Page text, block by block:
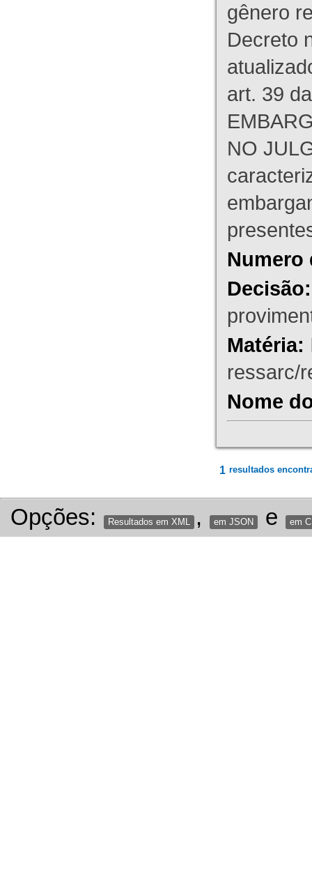
gênero
Decreto
art. 39
NO
Numero
Decisão:
Matéria:
ressarc/
Nome
1 resultados
Opções: Resultados em XML , em JSON e em